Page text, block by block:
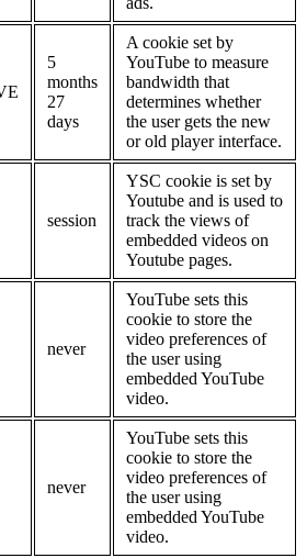
5
months
27
days
A cookie set by
YouTube to measure
bandwidth that
determines whether
the user gets the new
or old player interface.
session
YSC cookie is set by
Youtube and is used to
track the views of
embedded videos on
Youtube pages.
never
YouTube sets this
cookie to store the
video preferences of
the user using
embedded YouTube
video.
never
YouTube sets this
cookie to store the
video preferences of
the user using
embedded YouTube
video.